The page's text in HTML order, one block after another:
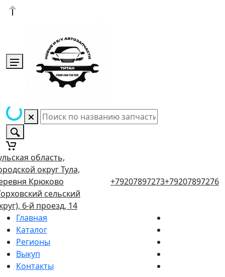
область,
округ Тула,
Крюково
сельский
6-й проезд, 14
+79207897273+79207897276
Главная
Каталог
Регионы
Выкуп
Контакты